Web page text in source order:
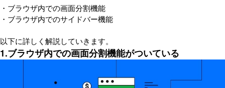
・ブラウザ内での画面分割機能
・ブラウザ内でのサイドバー機能
以下に詳しく解説していきます。
1.ブラウザ内での画面分割機能がついている